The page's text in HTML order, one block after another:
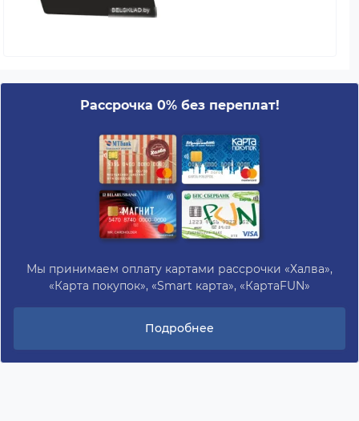
Рассрочка 0% без переплат!
Мы принимаем оплату картами рассрочки «Халва»,
«Карта покупок», «Smart карта», «КартаFUN»
Подробнее